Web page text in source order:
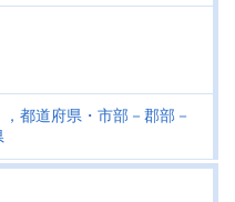
都道府県・市部－郡部－